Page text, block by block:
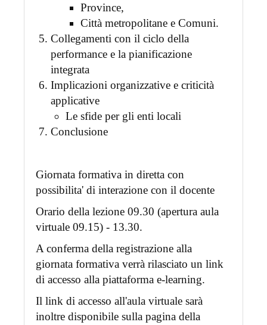
Province,
Città metropolitane e Comuni.
Collegamenti con il ciclo della
performance e la pianificazione
integrata
Implicazioni organizzative e criticità
applicative
Le sfide per gli enti locali
Conclusione
Giornata formativa in diretta con
possibilita' di interazione con il docente
Orario della lezione 09.30 (apertura aula
virtuale 09.15) - 13.30.
A conferma della registrazione alla
giornata formativa verrà rilasciato un link
di accesso alla piattaforma e-learning.
Il link di accesso all'aula virtuale sarà
inoltre disponibile sulla pagina della